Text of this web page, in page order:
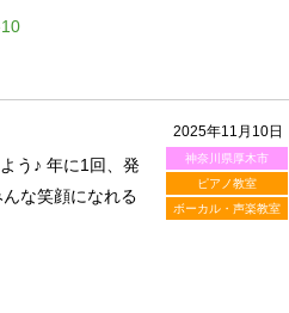
2025年11月10日
神奈川県厚木市
ピアノ教室
ボーカル・声楽教室
う♪ 年に1回、発
な笑顔になれる